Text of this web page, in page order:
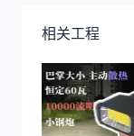
相关工程